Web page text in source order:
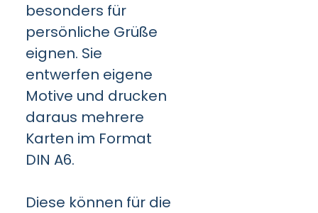
besonders für
persönliche Grüße
eignen. Sie
entwerfen eigene
Motive und drucken
daraus mehrere
Karten im Format
DIN A6.
Diese können für die